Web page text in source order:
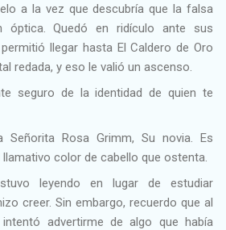
a la vez que descubría que la falsa
óptica. Quedó en ridículo ante sus
llegar hasta El Caldero de Oro
redada, y eso le valió un ascenso.
seguro de la identidad de quien te
Rosa Grimm, Su novia. Es
color de cabello que ostenta.
leyendo en lugar de estudiar
creer. Sin embargo, recuerdo que al
advertirme de algo que había